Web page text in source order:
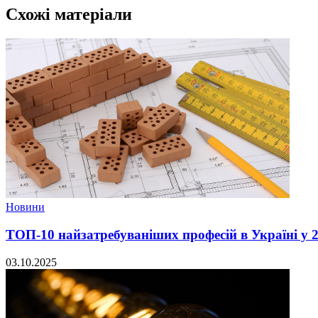
Схожі матеріали
Новини
ТОП-10 найзатребуваніших професій в Україні у
03.10.2025